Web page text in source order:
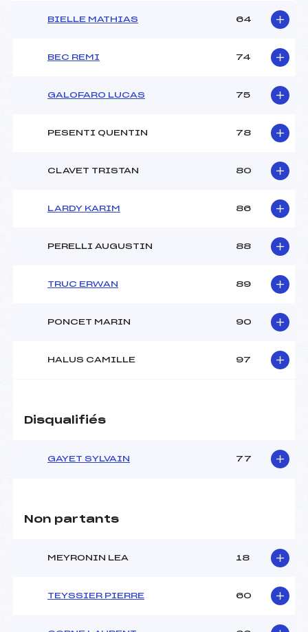
BIELLE MATHIAS 64
BEC REMI 74
GALOFARO LUCAS 75
PESENTI QUENTIN 78
CLAVET TRISTAN 80
LARDY KARIM 86
PERELLI AUGUSTIN 88
TRUC ERWAN 89
PONCET MARIN 90
HALUS CAMILLE 97
Disqualifiés
GAYET SYLVAIN 77
Non partants
MEYRONIN LEA 18
TEYSSIER PIERRE 60